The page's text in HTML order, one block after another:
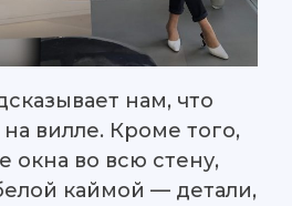
нам, что
вилле. Кроме того,
окна во всю стену,
каймой — детали,